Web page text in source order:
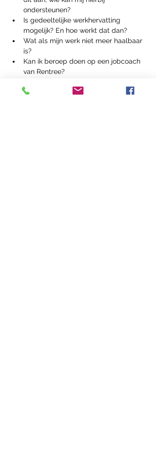
ondersteunen?
Is gedeeltelijke werkhervatting
mogelijk? En hoe werkt dat dan?
Wat als mijn werk niet meer haalbaar
is?
Kan ik beroep doen op een jobcoach
van Rentree?